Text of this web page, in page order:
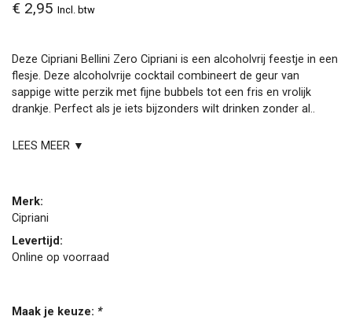
€ 2,95 Incl. btw
Deze Cipriani Bellini Zero Cipriani is een alcoholvrij feestje in een
flesje. Deze alcoholvrije cocktail combineert de geur van
sappige witte perzik met fijne bubbels tot een fris en vrolijk
drankje. Perfect als je iets bijzonders wilt drinken zonder al..
LEES MEER ▼
Merk:
Cipriani
Levertijd:
Online op voorraad
Maak je keuze: *